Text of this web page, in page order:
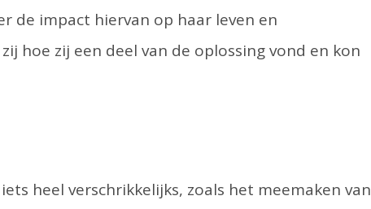
de impact hiervan op haar leven en
hoe zij een deel van de oplossing vond en kon
heel verschrikkelijks, zoals het meemaken van